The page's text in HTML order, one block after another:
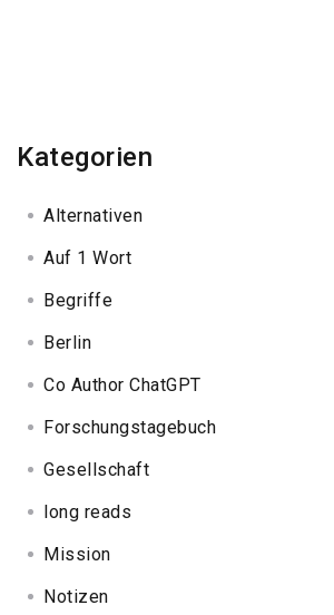
Kategorien
Alternativen
Auf 1 Wort
Begriffe
Berlin
Co Author ChatGPT
Forschungstagebuch
Gesellschaft
long reads
Mission
Notizen